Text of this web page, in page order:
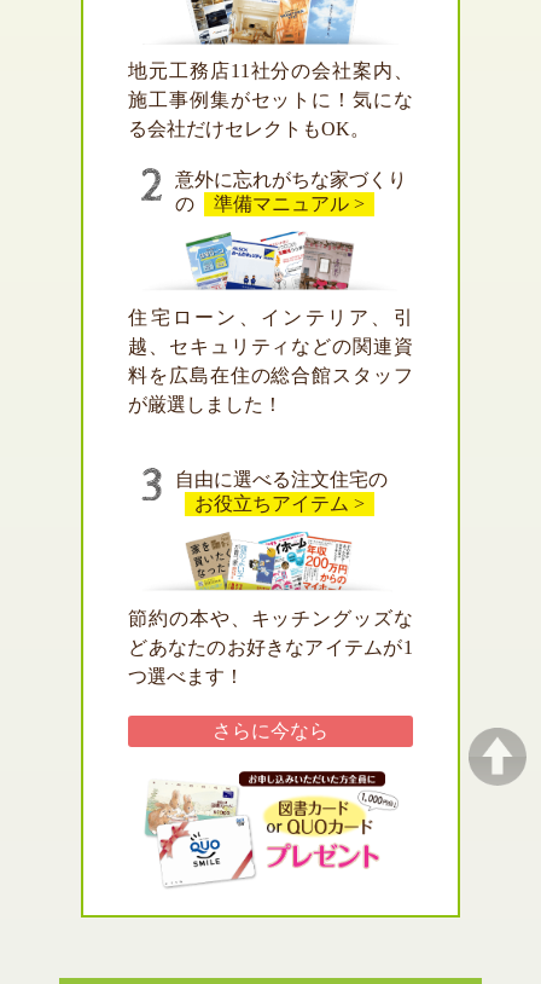
地元工務店11社分の会社案内、
施工事例集がセットに！気にな
る会社だけセレクトもOK。
意外に忘れがちな家づくり
の
準備マニュアル >
住宅ローン、インテリア、引
越、セキュリティなどの関連資
料を広島在住の総合館スタッフ
が厳選しました！
自由に選べる注文住宅の
お役立ちアイテム >
節約の本や、キッチングッズな
どあなたのお好きなアイテムが1
つ選べます！
さらに今なら